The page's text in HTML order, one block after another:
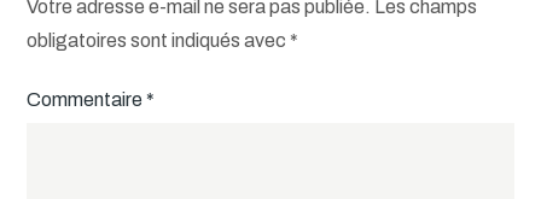
Votre adresse e-mail ne sera pas publiée. Les champs
obligatoires sont indiqués avec *
Commentaire *